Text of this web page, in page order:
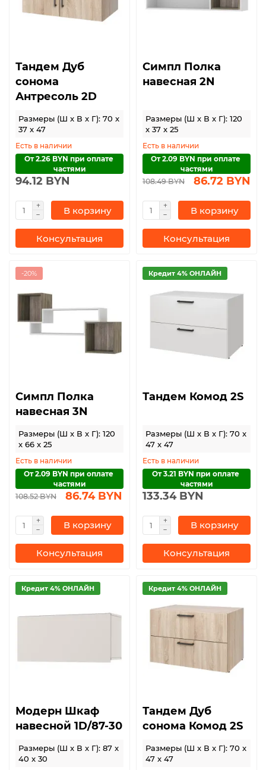
Тандем Дуб
сонома
Антресоль 2D
Размеры (Ш x В x Г): 70 x
37 x 47
Есть в наличии
От 2.26 BYN при оплате
частями
94.12 BYN
В корзину
Консультация
Симпл Полка
навесная 2N
Размеры (Ш x В x Г): 120
x 37 x 25
Есть в наличии
От 2.09 BYN при оплате
частями
108.49 BYN
86.72 BYN
В корзину
Консультация
-20%
Симпл Полка
навесная 3N
Размеры (Ш x В x Г): 120
x 66 x 25
Есть в наличии
От 2.09 BYN при оплате
частями
108.52 BYN
86.74 BYN
В корзину
Консультация
Кредит 4% ОНЛАЙН
Тандем Комод 2S
Размеры (Ш x В x Г): 70 x
47 x 47
Есть в наличии
От 3.21 BYN при оплате
частями
133.34 BYN
В корзину
Консультация
Кредит 4% ОНЛАЙН
Модерн Шкаф
навесной 1D/87-30
Размеры (Ш x В x Г): 87 x
40 x 30
Кредит 4% ОНЛАЙН
Тандем Дуб
сонома Комод 2S
Размеры (Ш x В x Г): 70 x
47 x 47